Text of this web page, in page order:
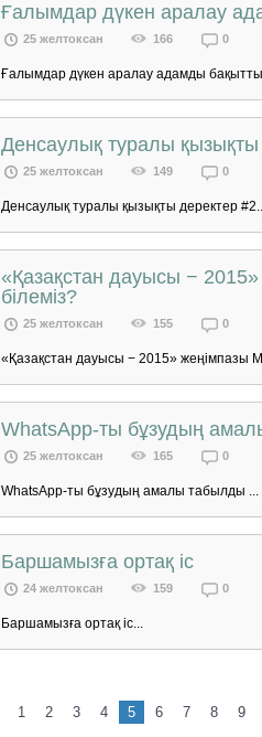
Ғалымдар дүкен аралау
25 желтоксан 166 0
Ғалымдар дүкен аралау адамды бақытты
Денсаулық туралы қызықты
25 желтоксан 149 0
Денсаулық туралы қызықты деректер
«Қазақстан дауысы −
білеміз?
25 желтоксан 155 0
«Қазақстан дауысы − 2015» жеңімпазы
WhatsApp-ты бұзудың
25 желтоксан 165 0
WhatsApp-ты бұзудың амалы табылды ...
Баршамызға ортақ іс
24 желтоксан 159 0
Баршамызға ортақ іс...
1 2 3 4 5 6 7 8 9